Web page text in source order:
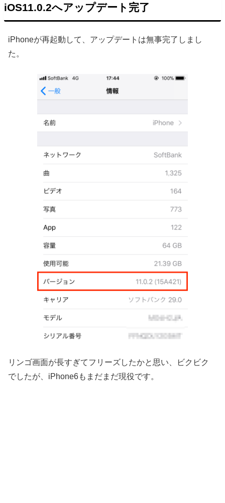
iOS11.0.2へアップデート完了
iPhoneが再起動して、アップデートは無事完了しまし
た。
リンゴ画面が長すぎてフリーズしたかと思い、ビクビク
でしたが、iPhone6もまだまだ現役です。